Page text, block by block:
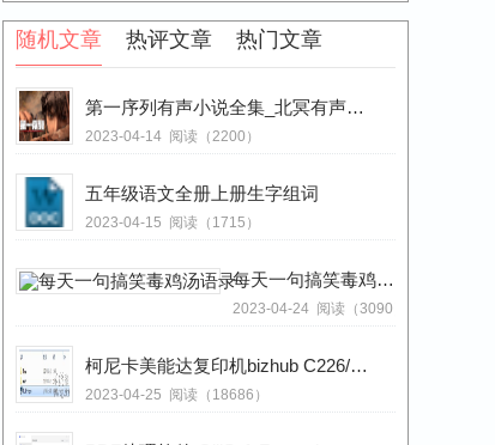
随机文章 热评文章 热门文章
第一序列有声小说全集_北冥有声出品_钱德勒播讲|夜的命名术前传
2023-04-14 阅读（2200）
五年级语文全册上册生字组词
2023-04-15 阅读（1715）
每天一句搞笑毒鸡汤语录
2023-04-24 阅读（3090）
柯尼卡美能达复印机bizhub C226/C266系列扫描功能设置步骤（内有ftp utilitystup下载）
2023-04-25 阅读（18686）